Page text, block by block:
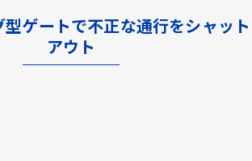
ゲートで不正な通行をシャット
アウト